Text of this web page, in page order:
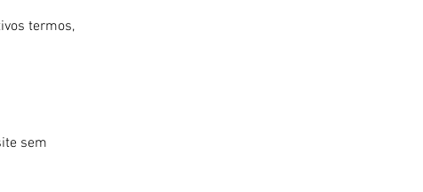
termos,
sem